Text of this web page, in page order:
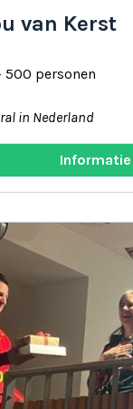
van Kerst
500 personen
in Nederland
Informatie